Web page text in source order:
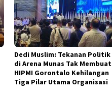
Dedi Muslim: Tekanan Politik
di Arena Munas Tak Membuat
HIPMI Gorontalo Kehilangan
Tiga Pilar Utama Organisasi